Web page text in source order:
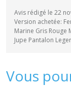
Avis rédigé le 22
Version achetée:
Marine Gris Rouge
Jupe Pantalon
Vous